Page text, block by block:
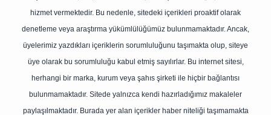
hizmet vermektedir. Bu nedenle, sitedeki içerikleri proaktif olarak
denetleme veya araştırma yükümlülüğümüz bulunmamaktadır. Ancak,
üyelerimiz yazdıkları içeriklerin sorumluluğunu taşımakta olup, siteye
üye olarak bu sorumluluğu kabul etmiş sayılırlar. Bu internet sitesi,
herhangi bir marka, kurum veya şahıs şirketi ile hiçbir bağlantısı
bulunmamaktadır. Sitede yalnızca kendi hazırladığımız makaleler
paylaşılmaktadır. Burada yer alan içerikler haber niteliği taşımamakta